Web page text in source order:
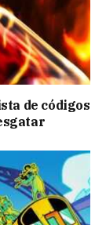
de códigos